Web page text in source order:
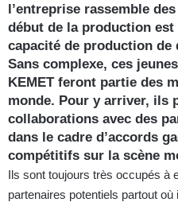
l’entreprise rassemble
début de la production est
capacité de production
Sans complexe, ces
KEMET feront partie des
monde. Pour y arriver, ils
collaborations avec des
dans le cadre d’accords
compétitifs sur la scène
Ils sont toujours très occupés à
partenaires potentiels partout